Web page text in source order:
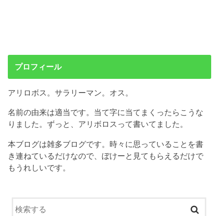
プロフィール
アリロボス。サラリーマン。オス。
名前の由来は適当です。当て字に当てまくったらこうな
りました。ずっと、アリボロスって書いてました。
本ブログは雑多ブログです。時々に思っていることを書
き連ねているだけなので、ぼけーと見てもらえるだけで
もうれしいです。